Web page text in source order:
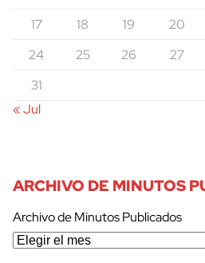
17
18 19 20
24
25 26 27
31
« Jul
ARCHIVO DE MINUTOS
Archivo de Minutos Publicados